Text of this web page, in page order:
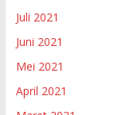
Juli 2021
Juni 2021
Mei 2021
April 2021